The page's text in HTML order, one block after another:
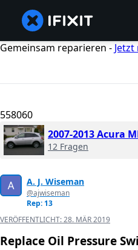
Gemeinsam reparieren -
558060
2007-2013 Acura
12 Fragen
A. J. Wiseman
@ajwiseman
Rep: 13
VERÖFFENTLICHT:28. MÄR 2019
Replace Oil Pressure